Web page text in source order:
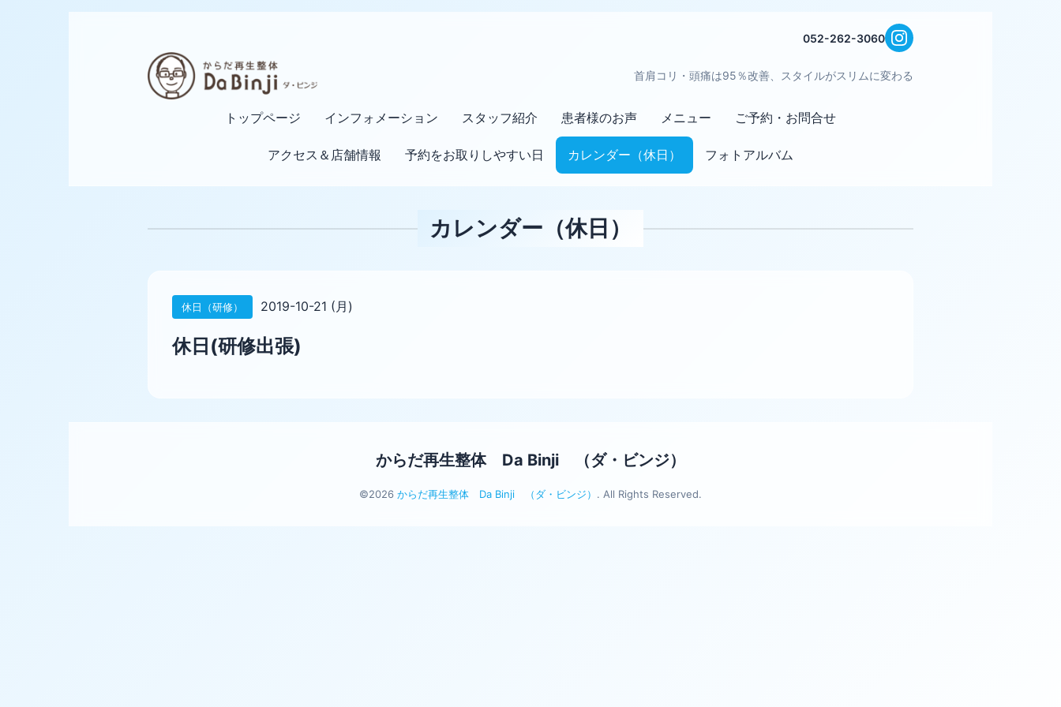
052-262-3060
首肩コリ・頭痛は95％改善、スタイルがスリムに変わる
トップページ インフォメーション スタッフ紹介 患者様のお声 メニュー ご予約・お問合せ
アクセス＆店舗情報 予約をお取りしやすい日 カレンダー（休日） フォトアルバム
カレンダー（休日）
休日（研修） 2019-10-21 (月)
休日(研修出張)
からだ再生整体 Da Binji （ダ・ビンジ）
©2026 からだ再生整体 Da Binji （ダ・ビンジ） . All Rights Reserved.